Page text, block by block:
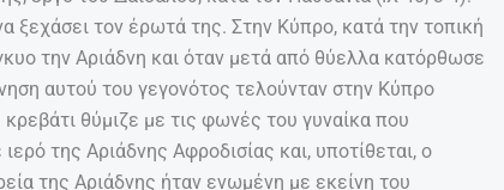
ξεχάσει τον έρωτά της. Στην Κύπρο, κατά την τοπική
την Αριάδνη και όταν μετά από θύελλα κατόρθωσε
αυτού του γεγονότος τελούνταν στην Κύπρο
θύμιζε με τις φωνές του γυναίκα που
της Αριάδνης Αφροδισίας και, υποτίθεται, ο
της Αριάδνης ήταν ενωμένη με εκείνη του